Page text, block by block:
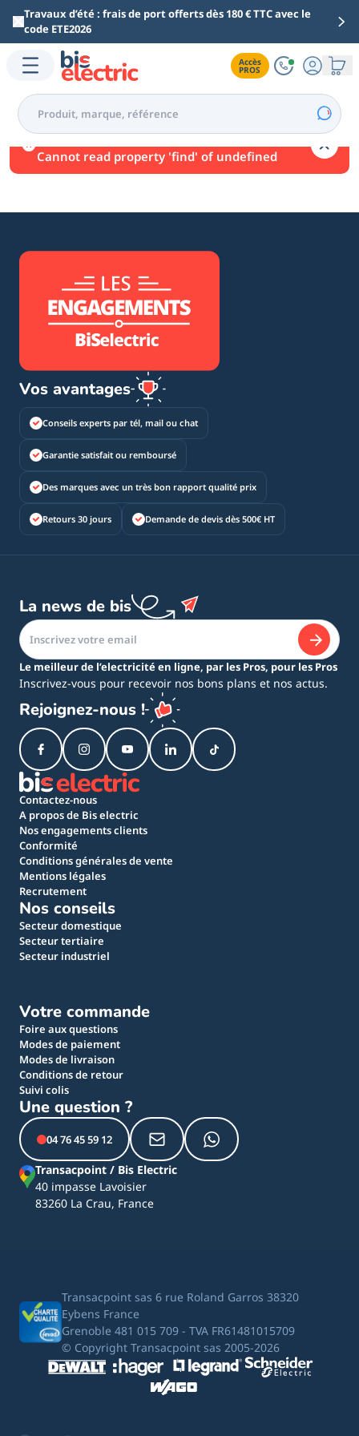
Aller au contenu principal
Travaux d’été : frais de port offerts dès 180 € TTC avec le
code ETE2026
Accès
PROS
Une erreur est survenue.
Cannot read property 'find' of undefined
Vos avantages
Conseils experts par tél, mail ou chat
Garantie satisfait ou remboursé
Des marques avec un très bon rapport qualité prix
Retours 30 jours Demande de devis dès 500€ HT
La news de bis
Le meilleur de l’electricité en ligne, par les Pros, pour les Pros
Inscrivez-vous pour recevoir nos bons plans et nos actus.
Rejoignez-nous !
Contactez-nous
A propos de Bis electric
Nos engagements clients
Conformité
Conditions générales de vente
Mentions légales
Recrutement
Nos conseils
Secteur domestique
Secteur tertiaire
Secteur industriel
Votre commande
Foire aux questions
Modes de paiement
Modes de livraison
Conditions de retour
Suivi colis
Une question ?
04 76 45 59 12
Transacpoint / Bis Electric
40 impasse Lavoisier
83260 La Crau, France
Transacpoint sas 6 rue Roland Garros 38320
Eybens France
Grenoble 481 015 709 - TVA FR61481015709
© Copyright Transacpoint sas 2005-2026